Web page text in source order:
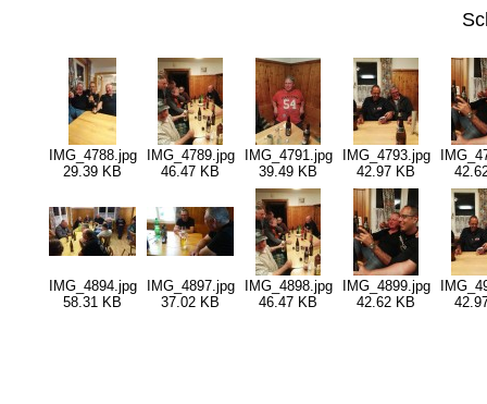
IMG_4788.jpg
29.39 KB
IMG_4789.jpg
46.47 KB
IMG_4791.jpg
39.49 KB
IMG_4793.jpg
42.97 KB
IMG_4894.jpg
58.31 KB
IMG_4897.jpg
37.02 KB
IMG_4898.jpg
46.47 KB
IMG_4899.jpg
42.62 KB